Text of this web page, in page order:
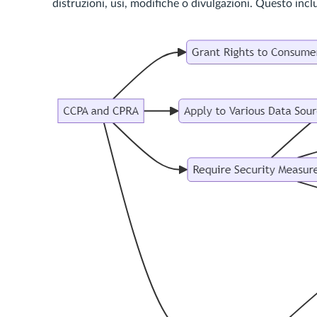
distruzioni, usi, modifiche o divulgazioni. Questo